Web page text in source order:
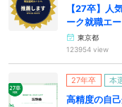
【27卒】人
ーク就職エ
東京都
123954 view
27年卒 本
高精度の自